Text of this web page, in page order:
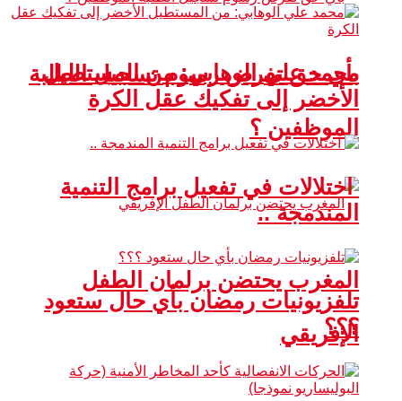
بأي حق تفرض رسوم تسجيل الطلبة
الموظفين ؟
المغرب يحتضن برلمان الطفل
الإفريقي
محمد علي الوهابي: من المستطيل
الأخضر إلى تفكيك عقل الكرة
اختلالات في تفعيل برامج التنمية
المندمجة ..
تلفزيونيات رمضان بأي حال ستعود
؟؟؟